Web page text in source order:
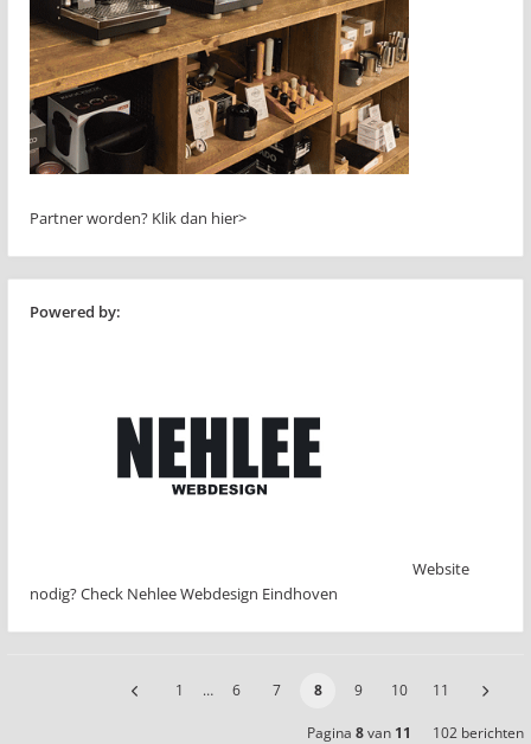
Partner worden? Klik dan hier>
Powered by:
Website
nodig? Check Nehlee Webdesign Eindhoven
1 … 6 7 8 9 10 11
Pagina 8van 11 102 berichten